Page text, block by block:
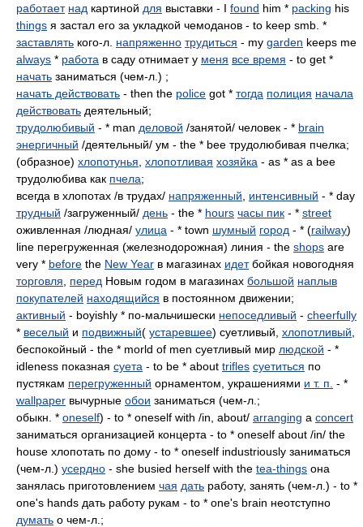
работает над картиной для выставки - I found him * packing his
things я застал его за укладкой чемоданов - to keep smb. *
заставлять кого-л. напряженно трудиться - my garden keeps me
always * работа в саду отнимает у меня все время - to get *
начать заниматься (чем-л.) ;
начать действовать - then the police got * тогда полиция начала
действовать деятельный;
трудолюбивый - * man деловой /занятой/ человек - * brain
энергичный /деятельный/ ум - the * bee трудолюбивая пчелка;
(образное) хлопотунья хлопотливая хозяйка - as * as a bee
трудолюбива как пчела;
всегда в хлопотах /в трудах/ напряженный интенсивный - * day
трудный /загруженный/ день - the * hours часы пик - * street
оживленная /людная/ улица - * town шумный город - * (railway)
line перегруженная (железнодорожная) линия - the shops are
very * before the New Year в магазинах идетбойкая новогодняя
торговля
перед Новым годом в магазинах большой наплыв
покупателей находящийся в постоянном движении;
активный - boyishly * по-мальчишески непоседливый - cheerfully
* веселый и подвижный( устаревшее) суетливый, хлопотливый
беспокойный - the * morld of men суетливый мир людской - *
idleness показная суета - to be * about trifles суетиться по
пустякам перегруженный орнаментом, украшениями и т. п. - *
wallpaper вычурные обои заниматься (чем-л.;
обыкн. * oneself) - to * oneself with /in, about/ arranging a concert
заниматься организацией концерта - to * oneself about /in/ the
house хлопотать по дому - to * oneself industriously заниматься
(чем-л.) усердно - she busied herself with the tea-things она
занялась приготовлением чая дать работу, занять (чем-л.) - to *
one's hands дать работу рукам - to * one's brain неотступно
думать о чем-л.;